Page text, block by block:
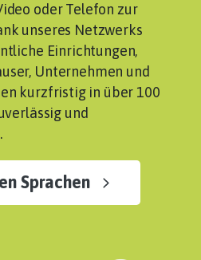
oder Telefon zur
unseres Netzwerks
Einrichtungen,
Unternehmen und
kurzfristig in über 100
und
Sprachen